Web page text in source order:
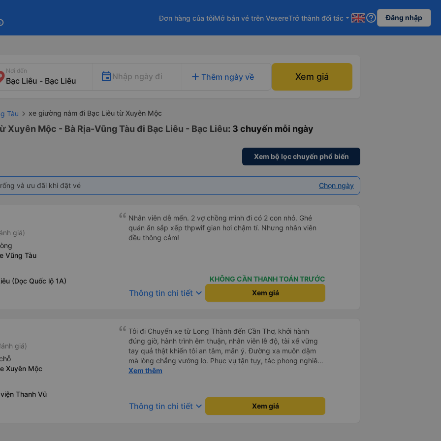
Đơn hàng của tôiMở bán vé trên VexereTrở thành đối tác arrow_drop_down help_outline Đăng nhập
Nơi đến
Nhập ngày đi add Thêm ngày về Xem giá
Tàu xe giường nằm đi Bạc Liêu từ Xuyên Mộc
Xuyên Mộc - Bà Rịa-Vũng Tàu đi Bạc Liêu - Bạc Liêu: 3 chuyến mỗi ngày
Xem bộ lọc chuyến phổ biến
và ưu đãi khi đặt vé Chọn ngày
giá)
Vũng Tàu
(Dọc Quốc lộ 1A)
Nhân viên dễ mến. 2 vợ chồng mình đi có 2 con nhỏ. Ghé
quán ăn sắp xếp thpwif gian hơi chậm tí. Nhưng nhân viên
đều thông cảm!
KHÔNG CẦN THANH TOÁN TRƯỚC
Thông tin chi tiết keyboard_arrow_down Xem giá
giá)
Xuyên Mộc
Thanh Vũ
Tôi đi Chuyến xe từ Long Thành đến Cần Thơ, khởi hành
đúng giờ, hành trình êm thuận, nhân viên lễ độ, tài xế vững
tay quả thật khiến tôi an tâm, mãn ý. Đường xa muôn dặm
mà lòng chẳng vướng lo. Phục vụ tận tụy, tác phong nghiêm
cẩn, hiếm thấy giữa thời buổi kim tiền vội vã. Xã hội loạn đạo.
Xem thêm
Thông tin chi tiết keyboard_arrow_down Xem giá